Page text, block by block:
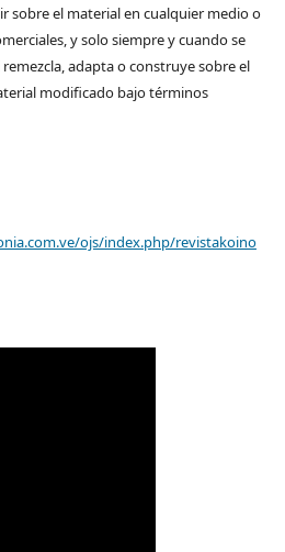
sobre el material en cualquier medio o
y solo siempre y cuando se
adapta o construye sobre el
modificado bajo términos
ojs/index.php/revistakoino